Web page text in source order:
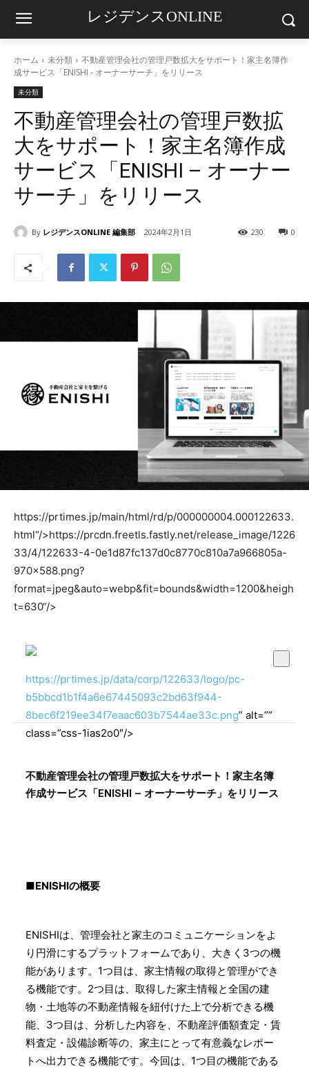
レジデンスONLINE
ホーム 未分類
不動産管理会社の管理戸数拡大をサポート！家主名簿作
成サービス「ENISHI - オーナーサーチ」をリリース
未分類
不動産管理会社の管理戸数拡
大をサポート！家主名簿作成
サービス「ENISHI – オーナー
サーチ」をリリース
By レジデンスONLINE 編集部 2024年2月1日 0
230
https://prtimes.jp/main/html/rd/p/000000004.000122633.
html“/>https://prcdn.freetls.fastly.net/release_image/1226
33/4/122633-4-0e1d87fc137d0c8770c810a7a966805a-
970×588.png?
format=jpeg&auto=webp&fit=bounds&width=1200&heigh
t=630“/>
https://prtimes.jp/data/corp/122633/logo/pc-
b5bbcd1b1f4a6e67445093c2bd63f944-
8bec6f219ee34f7eaac603b7544ae33c.png” alt=””
class=”css-1ias2o0″/>
不動産管理会社の管理戸数拡大をサポート！家主名簿
作成サービス「ENISHI – オーナーサーチ」をリリース
■ENISHIの概要
ENISHIは、管理会社と家主のコミュニケーションをよ
り円滑にするプラットフォームであり、大きく3つの機
能があります。1つ目は、家主情報の取得と管理ができ
る機能です。2つ目は、取得した家主情報と全国の建
物・土地等の不動産情報を紐付けた上で分析できる機
能、3つ目は、分析した内容を、不動産評価額査定・賃
料査定・設備診断等の、家主にとって有意義なレポー
トへ出力できる機能です。今回は、1つ目の機能である